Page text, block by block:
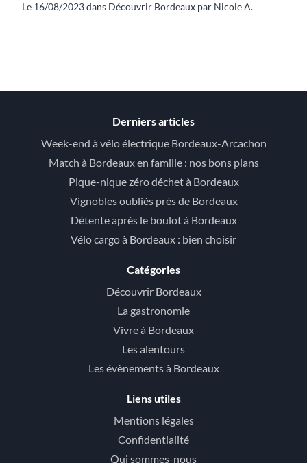
Le 16/08/2023 dans Découvrir Bordeaux par Nicole A.
Derniers articles
Week-end à vélo électrique Bordeaux-Arcachon
Match à Bordeaux en famille : nos bons plans
Pique-nique zéro déchet à Bordeaux
Vignobles oubliés près de Bordeaux
Détente après le boulot à Bordeaux
Vélo cargo à Bordeaux : bien choisir
Catégories
Découvrir Bordeaux
La gastronomie
Vivre à Bordeaux
Les alentours
Les évènements à Bordeaux
Liens utiles
Mentions légales
Confidentialité
Qui sommes-nous